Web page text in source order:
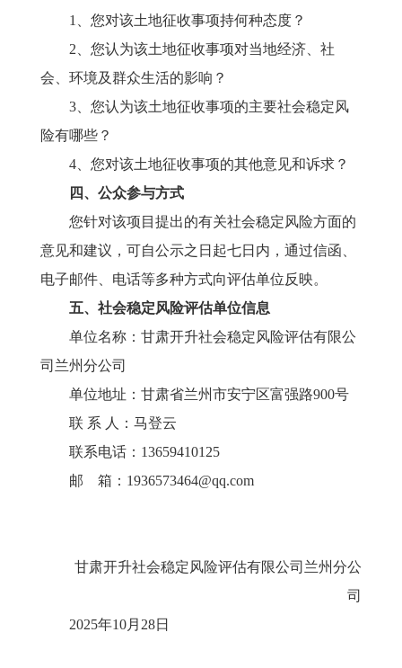
1、您对该土地征收事项持何种态度？
2、您认为该土地征收事项对当地经济、社
会、环境及群众生活的影响？
3、您认为该土地征收事项的主要社会稳定风
险有哪些？
4、您对该土地征收事项的其他意见和诉求 ？
四、公众参与方式
您针对该项目 提出的有关社会稳定风险方面的
意见和建议，可自公示之日起七日内，通过信函、
电子邮件、电话等多种方式向评估单位反映。
五、社会稳定风险评估单位信息
单位名称： 甘肃开升社会稳定风险评估有限公
司兰州分公司
单位地址：甘肃省兰州市安宁区富强路900号
联 系 人：马登云
联系电话： 13659410125
邮
箱： 1936573464@qq.com
甘肃开升社会稳定风险评估有限公司兰州分公
司
2025年10月 28日